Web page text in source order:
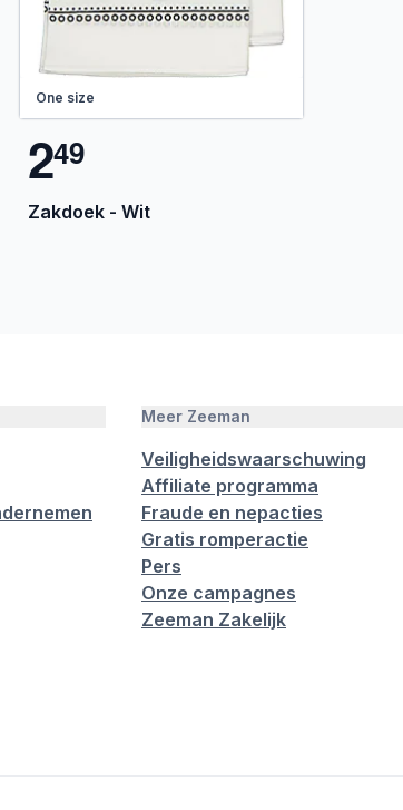
One size
249
Zakdoek - Wit
Meer Zeeman
Veiligheidswaarschuwing
Affiliate programma
Fraude en nepacties
Gratis romperactie
Pers
Onze campagnes
Zeeman Zakelijk